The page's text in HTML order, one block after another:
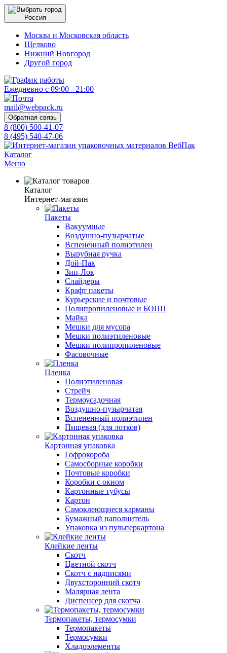
Россия
Москва и Московская область
Щелково
Нижний Новгород
Другой город
Ежедневно с 09:00 - 21:00
mail@webpack.ru
Обратная связь
8 (800) 500-41-07
8 (495) 540-47-06
Каталог
Меню
Каталог
Интернет-магазин
Пакеты
Вакуумные
Воздушно-пузырчатые
Вспененный полиэтилен
Вырубная ручка
Дой-Пак
Зип-Лок
Слайдеры
Крафт пакеты
Курьерские и почтовые
Полипропиленовые и БОПП
Майка
Мешки для мусора
Мешки полиэтиленовые
Мешки полипропиленовые
Фасовочные
Пленка
Полиэтиленовая
Стрейч
Термоусадочная
Воздушно-пузырчатая
Вспененный полиэтилен
Пищевая (для лотков)
Картонная упаковка
Гофрокороба
Самосборные коробки
Почтовые коробки
Коробки с окном
Картонные тубусы
Картон
Самоклеющиеся карманы
Бумажный наполнитель
Упаковка из пульперкартона
Клейкие ленты
Скотч
Цветной скотч
Скотч с надписями
Двухсторонний скотч
Малярная лента
Диспенсер для скотча
Термопакеты, термосумки
Термопакеты
Термосумки
Хладоэлементы